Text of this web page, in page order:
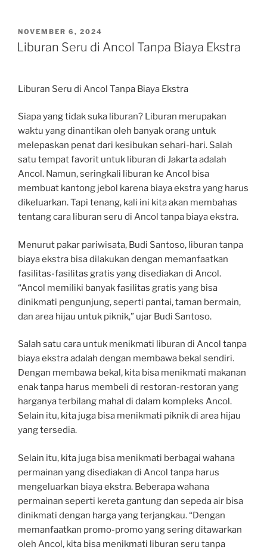
POSTED
ON
NOVEMBER 6, 2024
Liburan Seru di Ancol Tanpa Biaya Ekstra
Liburan Seru di Ancol Tanpa Biaya Ekstra
Siapa yang tidak suka liburan? Liburan merupakan
waktu yang dinantikan oleh banyak orang untuk
melepaskan penat dari kesibukan sehari-hari. Salah
satu tempat favorit untuk liburan di Jakarta adalah
Ancol. Namun, seringkali liburan ke Ancol bisa
membuat kantong jebol karena biaya ekstra yang harus
dikeluarkan. Tapi tenang, kali ini kita akan membahas
tentang cara liburan seru di Ancol tanpa biaya ekstra.
Menurut pakar pariwisata, Budi Santoso, liburan tanpa
biaya ekstra bisa dilakukan dengan memanfaatkan
fasilitas-fasilitas gratis yang disediakan di Ancol.
“Ancol memiliki banyak fasilitas gratis yang bisa
dinikmati pengunjung, seperti pantai, taman bermain,
dan area hijau untuk piknik,” ujar Budi Santoso.
Salah satu cara untuk menikmati liburan di Ancol tanpa
biaya ekstra adalah dengan membawa bekal sendiri.
Dengan membawa bekal, kita bisa menikmati makanan
enak tanpa harus membeli di restoran-restoran yang
harganya terbilang mahal di dalam kompleks Ancol.
Selain itu, kita juga bisa menikmati piknik di area hijau
yang tersedia.
Selain itu, kita juga bisa menikmati berbagai wahana
permainan yang disediakan di Ancol tanpa harus
mengeluarkan biaya ekstra. Beberapa wahana
permainan seperti kereta gantung dan sepeda air bisa
dinikmati dengan harga yang terjangkau. “Dengan
memanfaatkan promo-promo yang sering ditawarkan
oleh Ancol, kita bisa menikmati liburan seru tanpa